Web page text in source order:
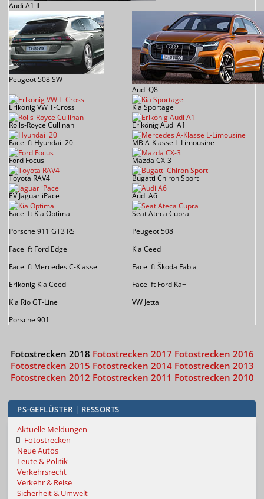
Audi A1 II
Peugeot 508 SW
Audi Q8
Erlkönig VW T-Cross
Kia Sportage
Rolls-Royce Cullinan
Erlkönig Audi A1
Facelift Hyundai i20
MB A-Klasse L-Limousine
Ford Focus
Mazda CX-3
Toyota RAV4
Bugatti Chiron Sport
EV Jaguar iPace
Audi A6
Facelift Kia Optima
Seat Ateca Cupra
Porsche 911 GT3 RS
Peugeot 508
Facelift Ford Edge
Kia Ceed
Facelift Mercedes C-Klasse
Facelift Škoda Fabia
Erlkönig Kia Ceed
Facelift Ford Ka+
Kia Rio GT-Line
VW Jetta
Porsche 901
Fotostrecken 2018 Fotostrecken 2017 Fotostrecken 2016
Fotostrecken 2015 Fotostrecken 2014 Fotostrecken 2013
Fotostrecken 2012 Fotostrecken 2011 Fotostrecken 2010
PS-GEFLÜSTER | RESSORTS
Aktuelle Meldungen
Fotostrecken
Neue Autos
Leute & Politik
Verkehrsrecht
Verkehr & Reise
Sicherheit & Umwelt